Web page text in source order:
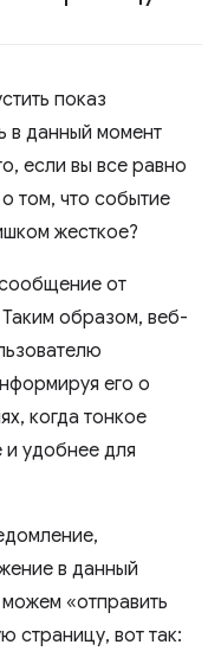
показ
в данный момент
если вы все равно
том, что событие
жесткое?
от
образом, веб-
его о
когда тонкое
и удобнее для
в данный
«отправить
страницу, вот так: